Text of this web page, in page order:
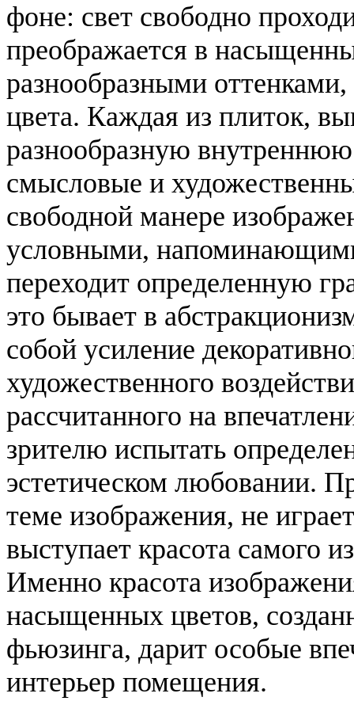
фоне: свет свободно
преображается в
разнообразными
цвета. Каждая из плиток,
разнообразную
смысловые и
свободной манере
условными,
переходит определенную
это бывает в
собой усиление
художественного
рассчитанного на
зрителю испытать
эстетическом любовании.
теме изображения, не
выступает красота самого
Именно красота
насыщенных цветов,
фьюзинга, дарит особые
интерьер помещения.